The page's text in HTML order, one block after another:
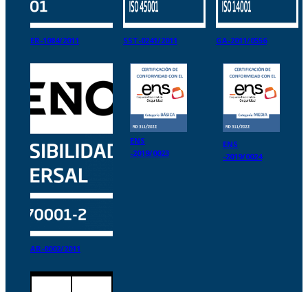
ER-1084/2011 SST-0241/2011 GA-2011/0556
AR-0002/2011
ENS
-2019/0023
ENS
-2019/0024